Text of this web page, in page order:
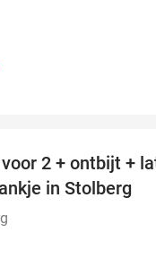
2 + ontbijt +
in Stolberg